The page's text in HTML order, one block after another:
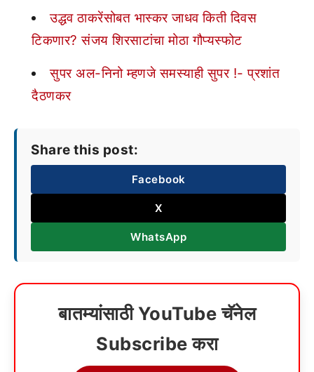
उद्धव ठाकरेंसोबत भास्कर जाधव किती दिवस
टिकणार? संजय शिरसाटांचा मोठा गौप्यस्फोट
सुपर अल-निनो म्हणजे समस्याही सुपर !- प्रशांत
दैठणकर
Share this post:
Facebook
X
WhatsApp
बातम्यांसाठी YouTube चॅनेल
Subscribe करा